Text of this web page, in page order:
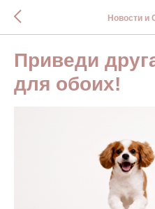
Новости и
Приведи
для обоих!